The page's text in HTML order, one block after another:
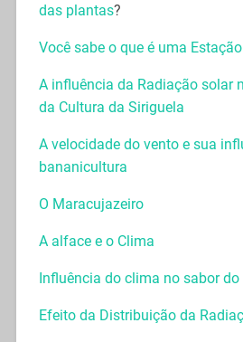
das plantas?
Você sabe o que é uma
A influência da Radiação solar
da Cultura da Siriguela
A velocidade do vento e sua
bananicultura
O Maracujazeiro
A alface e o Clima
Influência do clima no sabor do
Efeito da Distribuição da